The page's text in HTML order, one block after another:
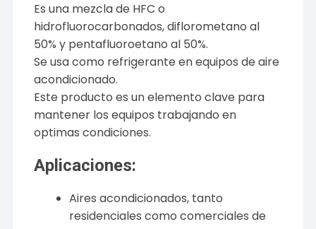
Es una mezcla de HFC o
hidrofluorocarbonados, diflorometano al
50% y pentafluoroetano al 50%.
Se usa como refrigerante en equipos de aire
acondicionado.
Este producto es un elemento clave para
mantener los equipos trabajando en
optimas condiciones.
Aplicaciones:
Aires acondicionados, tanto
residenciales como comerciales de